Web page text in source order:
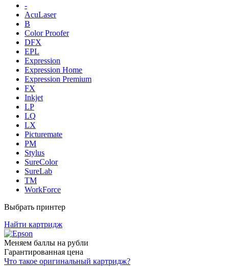
-
AcuLaser
B
Color Proofer
DFX
EPL
Expression
Expression Home
Expression Premium
FX
Inkjet
LP
LQ
LX
Picturemate
PM
Stylus
SureColor
SureLab
TM
WorkForce
Выбрать принтер
Найти картридж
Меняем баллы на рубли
Гарантированная цена
Что такое оригинальный картридж?